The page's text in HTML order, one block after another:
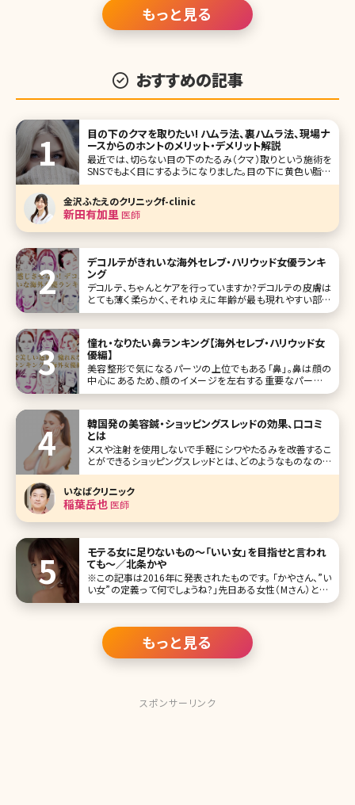
もっと見る
おすすめの記事
目の下のクマを取りたい! ハムラ法、裏ハムラ法、現場ナ
ースからのホントのメリット・デメリット解説
最近では、切らない目の下のたるみ（クマ）取りという施術を
SNSでもよく目にするようになりました。目の下に黄色い脂肪
が乗っている動画を目にした方も多くいると思います。そうい
った動画や投稿では、目の下にある眼下脂肪というものを除
去しています。SNSで目にするだけでなく、目元のクマ治療は
実際にとても人気の
金沢ふたえのクリニックf-clinic
新田有加里医師
デコルテがきれいな海外セレブ・ハリウッド女優ランキ
ング
デコルテ、ちゃんとケアを行っていますか?デコルテの皮膚は
とても薄く柔らかく、それゆえに年齢が最も現れやすい部分
です。デコルテがきれいに見える最大の条件はシミやシワが
です。今回は、デコルテ
憧れ・なりたい鼻ランキング【海外セレブ・ハリウッド女
優編】
美容整形で気になるパーツの上位でもある「鼻」。鼻は顔の
中心にあるため、顔のイメージを左右する重要なパーツで
す。今回はそんな鼻に注目し、美しい鼻を持つ海外のセレブ
View this post on Instagra
韓国発の美容鍼・ショッピングスレッドの効果、口コミ
とは
メスや注射を使用しないで手軽にシワやたるみを改善するこ
とができるショッピングスレッドとは、どのようなものなので
しょうか？気になるメリットやデメリット、治療方法を紹介しま
す。ショッピングスレッドを検討するさいに参考にしてみてく
ださいね。 目次
いなばクリニック
稲葉岳也医師
モテる女に足りないもの～「いい女」を目指せと言われ
ても～／北条かや
※この記事は2016年に発表されたものです。 「かやさん、”い
い女”の定義って何でしょうね?」――先日ある女性（Mさん）と、こ
んな話題で盛り上がった。彼女はアラサー、とっても可愛らし
もっと見る
スポンサーリンク